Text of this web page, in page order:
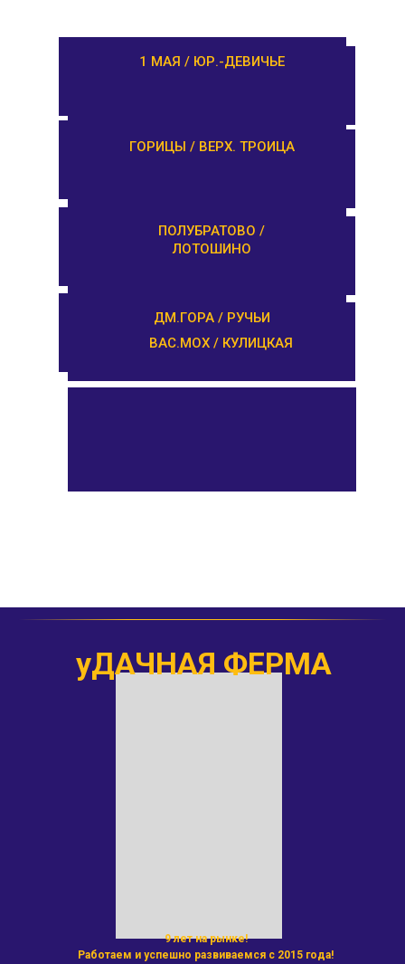
РАМЕШКИ / НИКОЛЬСКОЕ
ЗАВИДОВО /
НОВОЗАВИДОВО
РЕДКИНО / ГОРОДНЯ
ПРОЛЕТАРКА / ЧЕРКАССЫ
1 МАЯ / ЮР.-ДЕВИЧЬЕ
ГОРИЦЫ / ВЕРХ. ТРОИЦА
ПОЛУБРАТОВО /
ЛОТОШИНО
ДМ.ГОРА / РУЧЬИ
ВАС.МОХ / КУЛИЦКАЯ
уДАЧНАЯ ФЕРМА
9 лет на рынке!
Работаем и успешно развиваемся с 2015 года!